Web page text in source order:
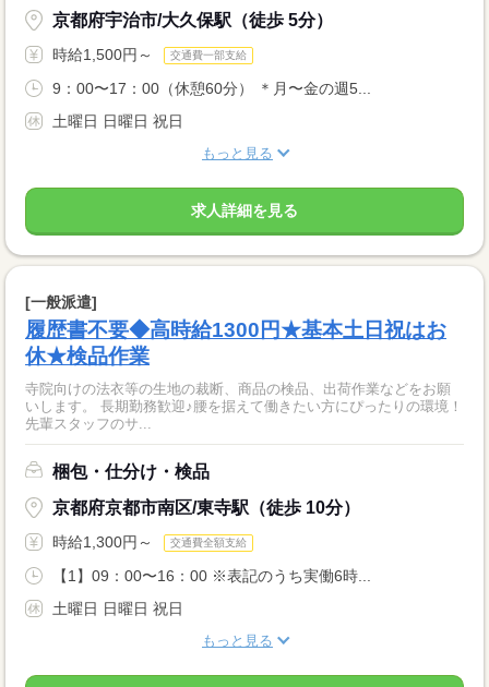
京都府宇治市/大久保駅（徒歩 5分）
時給1,500円～ 交通費一部支給
9：00〜17：00（休憩60分） ＊月〜金の週5...
土曜日 日曜日 祝日
もっと見る
求人詳細を見る
[一般派遣]
履歴書不要◆高時給1300円★基本土日祝はお
休★検品作業
寺院向けの法衣等の生地の裁断、商品の検品、出荷作業などをお願
いします。 長期勤務歓迎♪腰を据えて働きたい方にぴったりの環境！
先輩スタッフのサ...
梱包・仕分け・検品
京都府京都市南区/東寺駅（徒歩 10分）
時給1,300円～ 交通費全額支給
【1】09：00〜16：00 ※表記のうち実働6時...
土曜日 日曜日 祝日
もっと見る